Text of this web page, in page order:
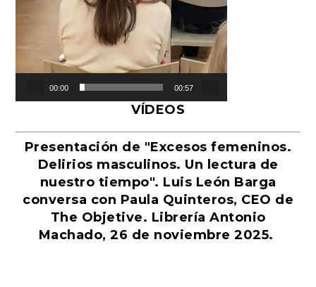
00:00 00:57
VÍDEOS
Presentación de "Excesos femeninos.
Delirios masculinos. Un lectura de
nuestro tiempo". Luis León Barga
conversa con Paula Quinteros, CEO de
The Objetive. Librería Antonio
Machado, 26 de noviembre 2025.